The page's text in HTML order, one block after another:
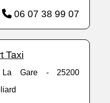
06 07 38 99 07
Taxi
La Gare - 25200